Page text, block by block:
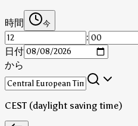
時間 今
:
日付
から
CEST (daylight saving time)